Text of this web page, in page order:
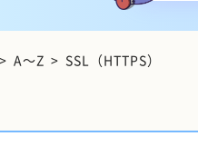
A～Z SSL（HTTPS）